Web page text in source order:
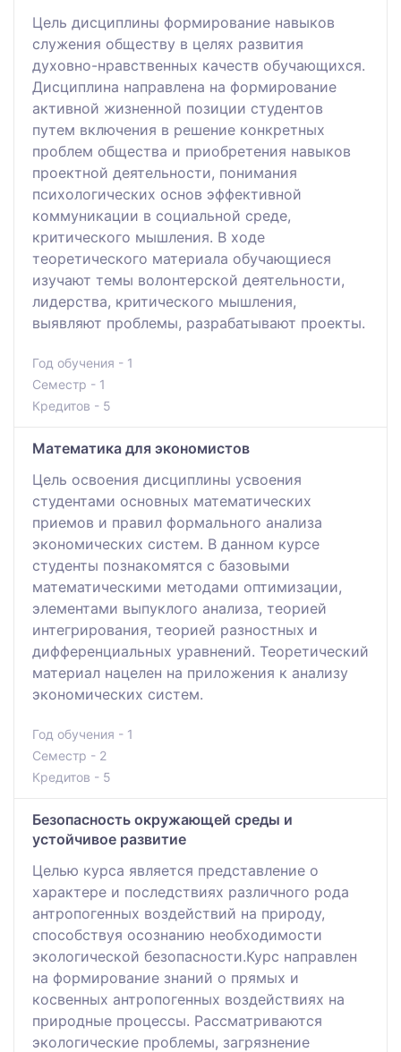
Цель дисциплины формирование навыков
служения обществу в целях развития
духовно-нравственных качеств обучающихся.
Дисциплина направлена на формирование
активной жизненной позиции студентов
путем включения в решение конкретных
проблем общества и приобретения навыков
проектной деятельности, понимания
психологических основ эффективной
коммуникации в социальной среде,
критического мышления. В ходе
теоретического материала обучающиеся
изучают темы волонтерской деятельности,
лидерства, критического мышления,
выявляют проблемы, разрабатывают проекты.
Год обучения - 1
Семестр - 1
Кредитов - 5
Математика для экономистов
Цель освоения дисциплины усвоения
студентами основных математических
приемов и правил формального анализа
экономических систем. В данном курсе
студенты познакомятся с базовыми
математическими методами оптимизации,
элементами выпуклого анализа, теорией
интегрирования, теорией разностных и
дифференциальных уравнений. Теоретический
материал нацелен на приложения к анализу
экономических систем.
Год обучения - 1
Семестр - 2
Кредитов - 5
Безопасность окружающей среды и
устойчивое развитие
Целью курса является представление о
характере и последствиях различного рода
антропогенных воздействий на природу,
способствуя осознанию необходимости
экологической безопасности.Курс направлен
на формирование знаний о прямых и
косвенных антропогенных воздействиях на
природные процессы. Рассматриваются
экологические проблемы, загрязнение